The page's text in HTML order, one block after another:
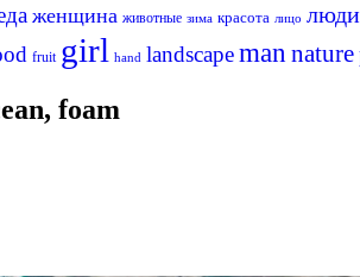
женщина животные зима красота лицо люди
fruit girl hand landscapeman nature
foam